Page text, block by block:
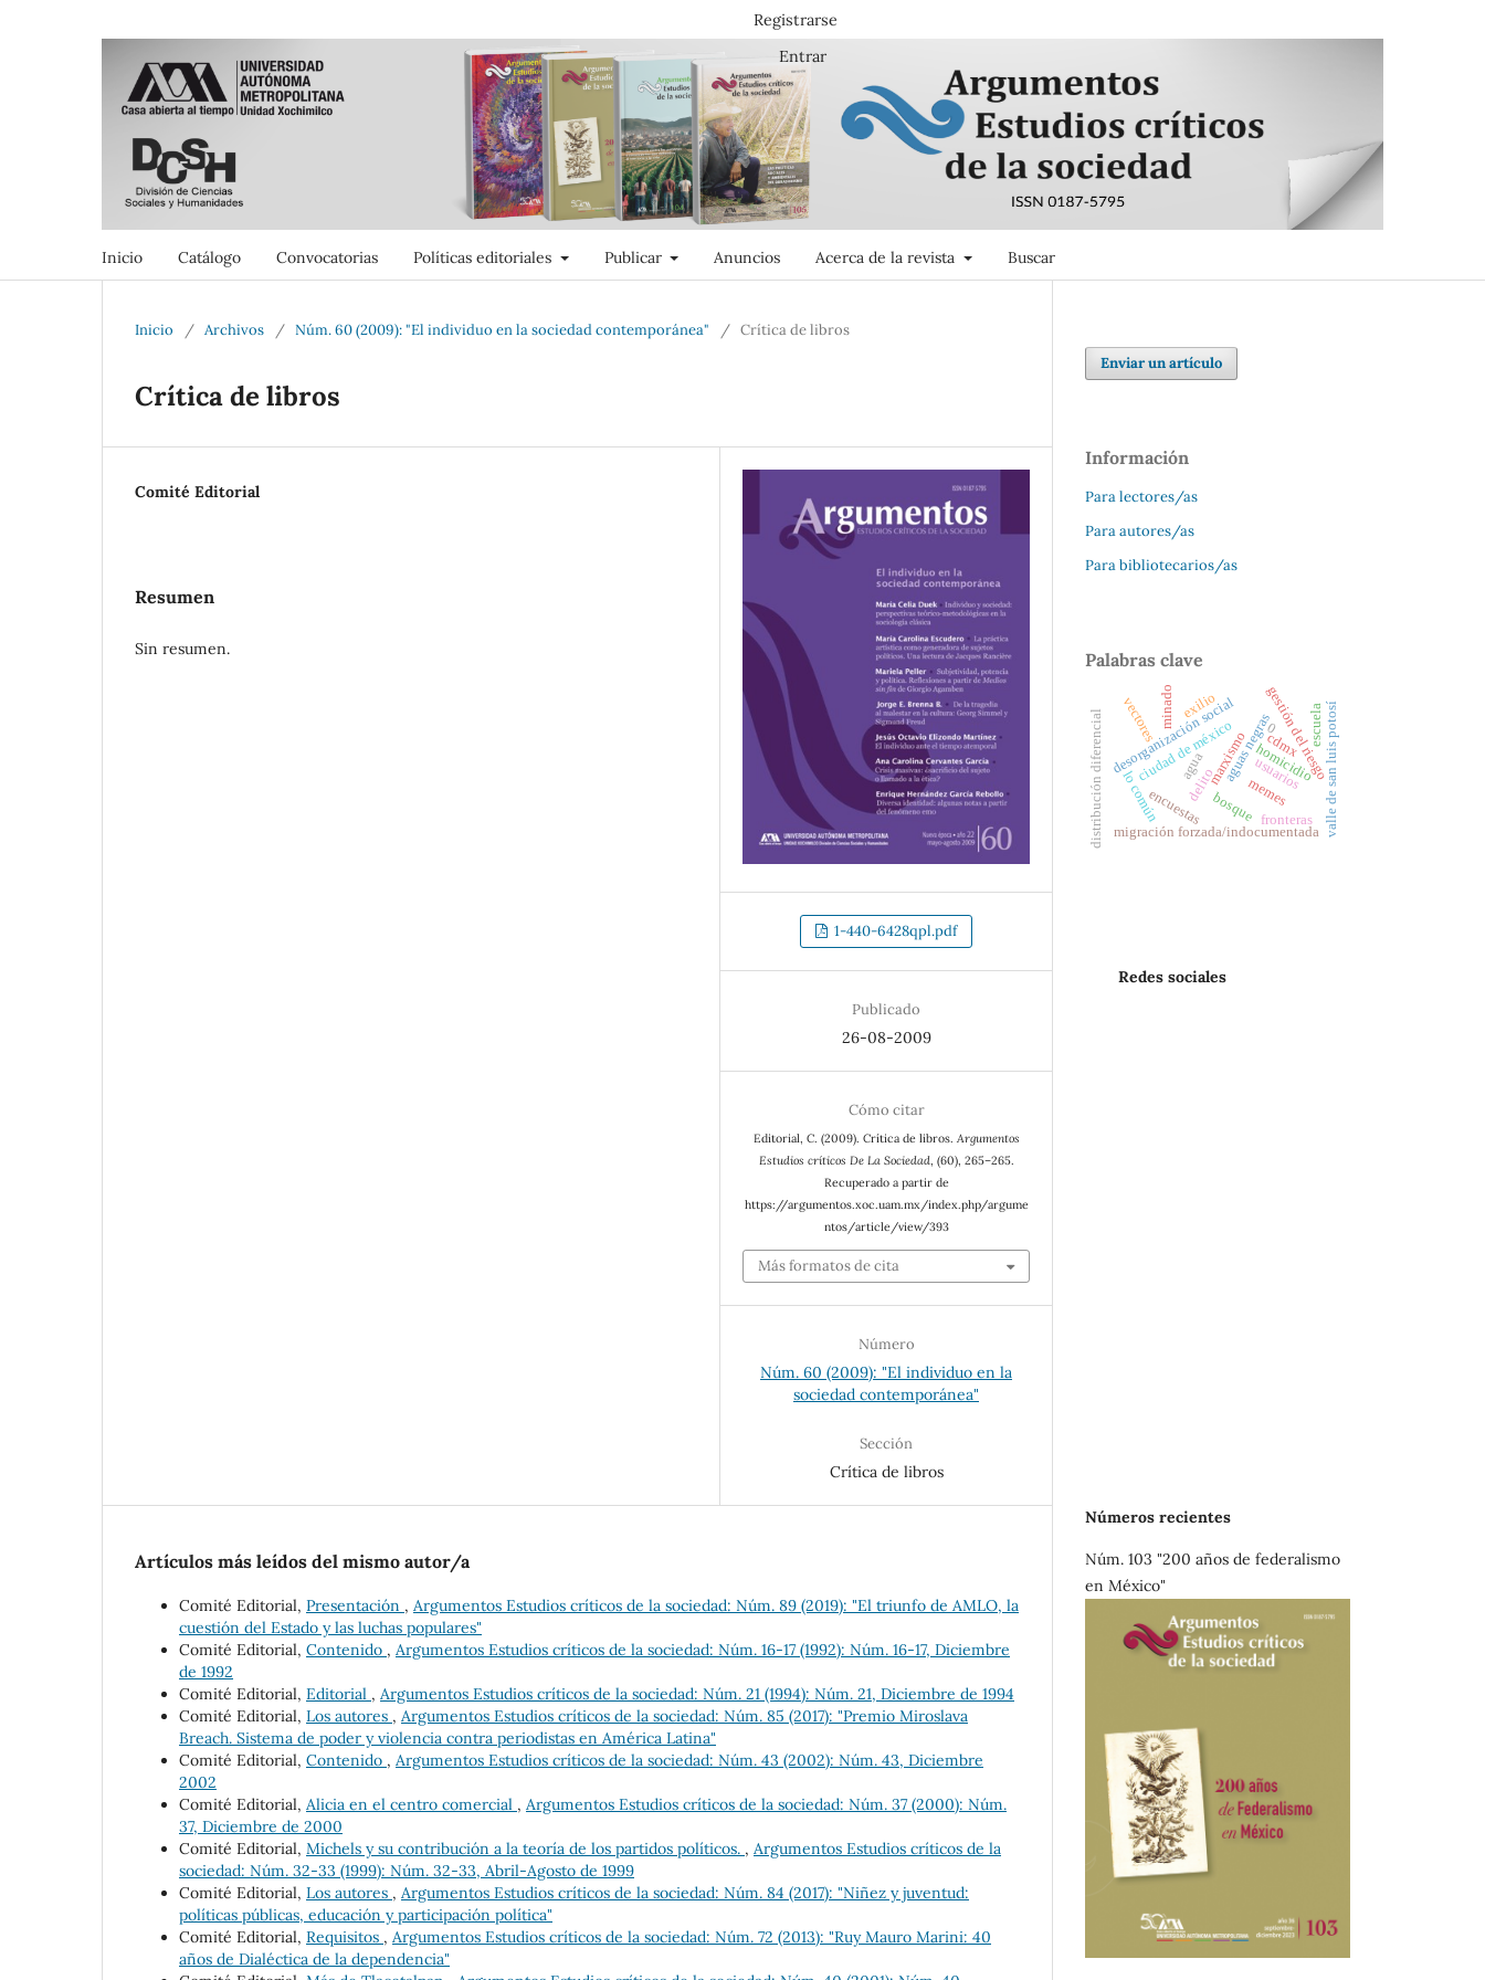
Inicio Catálogo Convocatorias Políticas editoriales Publicar Anuncios Acerca de la revista Buscar
Registrarse
Entrar
Inicio / Archivos / Núm. 60 (2009): "El individuo en la sociedad contemporánea" / Crítica de libros
Crítica de libros
Comité Editorial
Resumen
Sin resumen.
1-440-6428qpl.pdf
Publicado
26-08-2009
Cómo citar
Editorial, C. (2009). Crítica de libros. Argumentos
Estudios críticos De La Sociedad, (60), 265–265.
Recuperado a partir de
https://argumentos.xoc.uam.mx/index.php/argume
ntos/article/view/393
Más formatos de cita
Número
Núm. 60 (2009): "El individuo en la
sociedad contemporánea"
Sección
Crítica de libros
Artículos más leídos del mismo autor/a
Comité Editorial, Presentación , Argumentos Estudios críticos de la sociedad: Núm. 89 (2019): "El triunfo de AMLO, la
cuestión del Estado y las luchas populares"
Comité Editorial, Contenido , Argumentos Estudios críticos de la sociedad: Núm. 16-17 (1992): Núm. 16-17, Diciembre
de 1992
Comité Editorial, Editorial , Argumentos Estudios críticos de la sociedad: Núm. 21 (1994): Núm. 21, Diciembre de 1994
Comité Editorial, Los autores , Argumentos Estudios críticos de la sociedad: Núm. 85 (2017): "Premio Miroslava
Breach. Sistema de poder y violencia contra periodistas en América Latina"
Comité Editorial, Contenido , Argumentos Estudios críticos de la sociedad: Núm. 43 (2002): Núm. 43, Diciembre
2002
Comité Editorial, Alicia en el centro comercial , Argumentos Estudios críticos de la sociedad: Núm. 37 (2000): Núm.
37, Diciembre de 2000
Comité Editorial, Michels y su contribución a la teoría de los partidos políticos. , Argumentos Estudios críticos de la
sociedad: Núm. 32-33 (1999): Núm. 32-33, Abril-Agosto de 1999
Comité Editorial, Los autores , Argumentos Estudios críticos de la sociedad: Núm. 84 (2017): "Niñez y juventud:
políticas públicas, educación y participación política"
Comité Editorial, Requisitos , Argumentos Estudios críticos de la sociedad: Núm. 72 (2013): "Ruy Mauro Marini: 40
años de Dialéctica de la dependencia"
Enviar un artículo
Información
Para lectores/as
Para autores/as
Para bibliotecarios/as
Palabras clave
marxismohomicidio
gestión del riesgo
aguas negrasusuarios
encuestas memes
ciudad de méxico
desorganización social
distribución diferencial cdmx
delito
migración forzada/indocumentada valle de san luis potosí
minado
bosque
agua
vectores escuela
lo común
exilio
fronteras
0
Redes sociales
Números recientes
Núm. 103 "200 años de federalismo
en México"